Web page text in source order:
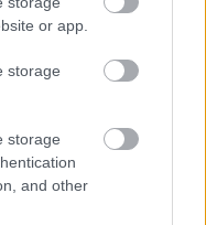
or app.
storage
storage
and other
blogot Facebook-